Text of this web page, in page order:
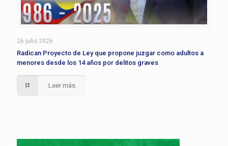
26 julio 2026
Radican Proyecto de Ley que propone juzgar como adultos a
menores desde los 14 años por delitos graves
Leer más